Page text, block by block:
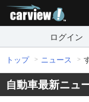
ログイン
トップ ニュース
自動車最新ニュ